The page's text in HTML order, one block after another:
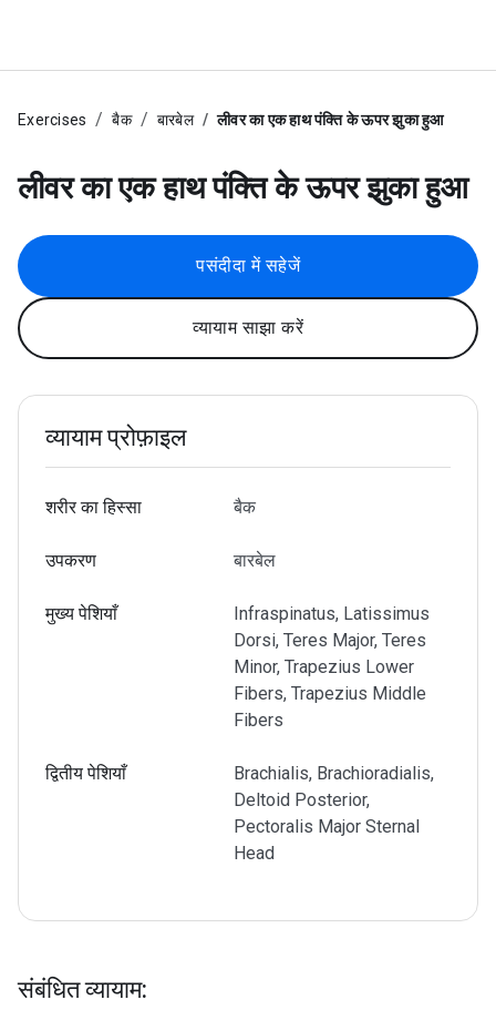
Exercises बैक बारबेल लीवर का एक हाथ पंक्ति के ऊपर झुका हुआ
लीवर का एक हाथ पंक्ति के ऊपर झुका हुआ
पसंदीदा में सहेजें
व्यायाम साझा करें
व्यायाम प्रोफ़ाइल
शरीर का हिस्सा बैक
उपकरण बारबेल
मुख्य पेशियाँ
Infraspinatus, Latissimus
Dorsi, Teres Major, Teres
Minor, Trapezius Lower
Fibers, Trapezius Middle
Fibers
द्वितीय पेशियाँ
Brachialis, Brachioradialis,
Deltoid Posterior,
Pectoralis Major Sternal
Head
संबंधित व्यायाम: